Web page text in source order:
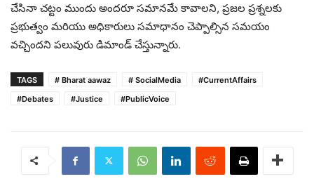
చేసినా చట్టం ముందు అందరూ సమానమే కావాలని, ప్రజల ప్రశ్నలకు
ప్రభుత్వం మరియు అధికారులు సమాధానం చెప్పాల్సిన సమయం
వచ్చిందని పలువురు డిమాండ్ చేస్తున్నారు.
TAGS # Bharat aawaz # SocialMedia
#CurrentAffairs
#Debates
#Justice #PublicVoice